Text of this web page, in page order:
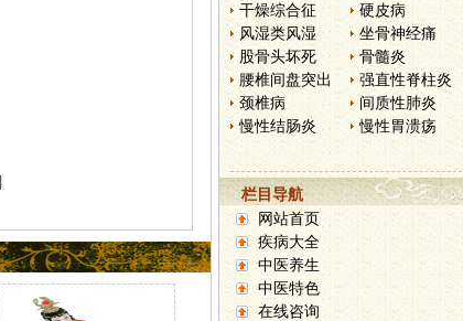
干燥综合征
硬皮病
风湿类风湿
坐骨神经痛
股骨头坏死
骨髓炎
腰椎间盘突出
强直性脊柱炎
颈椎病
间质性肺炎
慢性结肠炎
慢性胃溃疡
栏目导航
网站首页
疾病大全
中医养生
中医特色
在线咨询